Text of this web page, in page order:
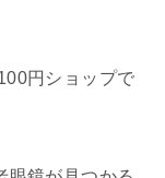
円ショップで